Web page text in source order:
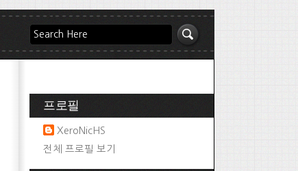
프로필
XeroNicHS
전체 프로필 보기